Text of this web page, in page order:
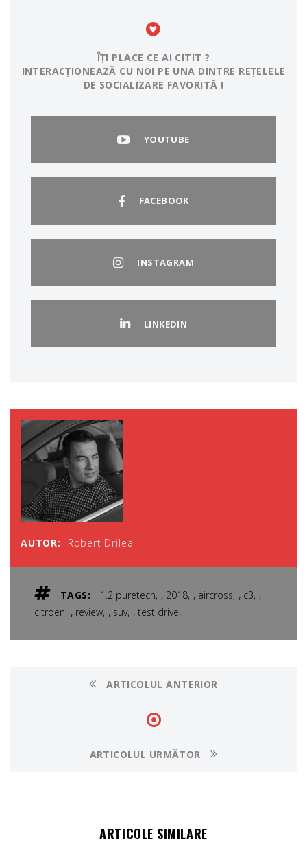
ÎȚI PLACE CE AI CITIT ?
INTERACȚIONEAZĂ CU NOI PE UNA DINTRE REȚELELE
DE SOCIALIZARE FAVORITĂ !
YOUTUBE
FACEBOOK
INSTAGRAM
LINKEDIN
AUTOR: Robert Drilea
TAGS: 1.2 puretech , 2018 , aircross , c3 ,
citroen , review , suv , test drive,
ARTICOLUL ANTERIOR
ARTICOLUL URMĂTOR
ARTICOLE SIMILARE